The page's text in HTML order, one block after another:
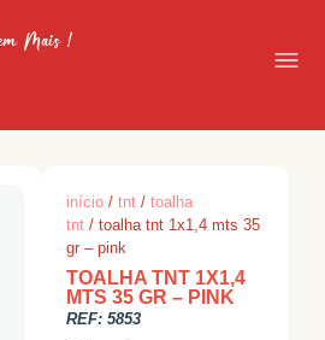
Mais !
início /tnt /toalha
tnt / toalha tnt 1x1,4 mts 35
gr – pink
TOALHA TNT 1X1,4
MTS 35 GR – PINK
REF:5853